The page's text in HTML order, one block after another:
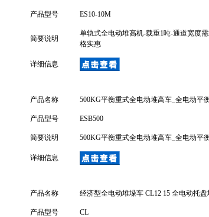
产品型号 ES10-10M
简要说明
单轨式全电动堆高机-载重1吨-通道宽度
格实惠
详细信息
产品名称 500KG平衡重式全电动堆高车_全电动平
产品型号 ESB500
简要说明 500KG平衡重式全电动堆高车_全电动平
详细信息
产品名称 经济型全电动堆垛车 CL12 15 全电动托
产品型号 CL